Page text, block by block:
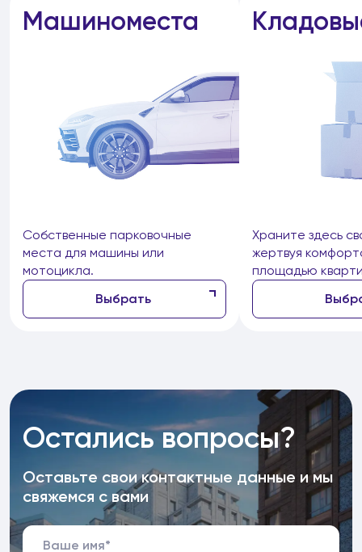
Машиноместа
Собственные парковочные
места для машины или
мотоцикла.
Выбрать
Храните здесь
жертвуя
площадью
Остались вопросы?
Оставьте свои контактные данные и мы
свяжемся с вами